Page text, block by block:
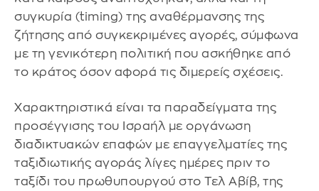
συγκυρία (timing) της αναθέρμανσης της
ζήτησης από συγκεκριμένες αγορές, σύμφωνα
με τη γενικότερη πολιτική που ασκήθηκε από
το κράτος όσον αφορά τις διμερείς σχέσεις.
Χαρακτηριστικά είναι τα παραδείγματα της
προσέγγισης του Ισραήλ με οργάνωση
διαδικτυακών επαφών με επαγγελματίες της
ταξιδιωτικής αγοράς λίγες ημέρες πριν το
ταξίδι του πρωθυπουργού στο Τελ Αβίβ, της